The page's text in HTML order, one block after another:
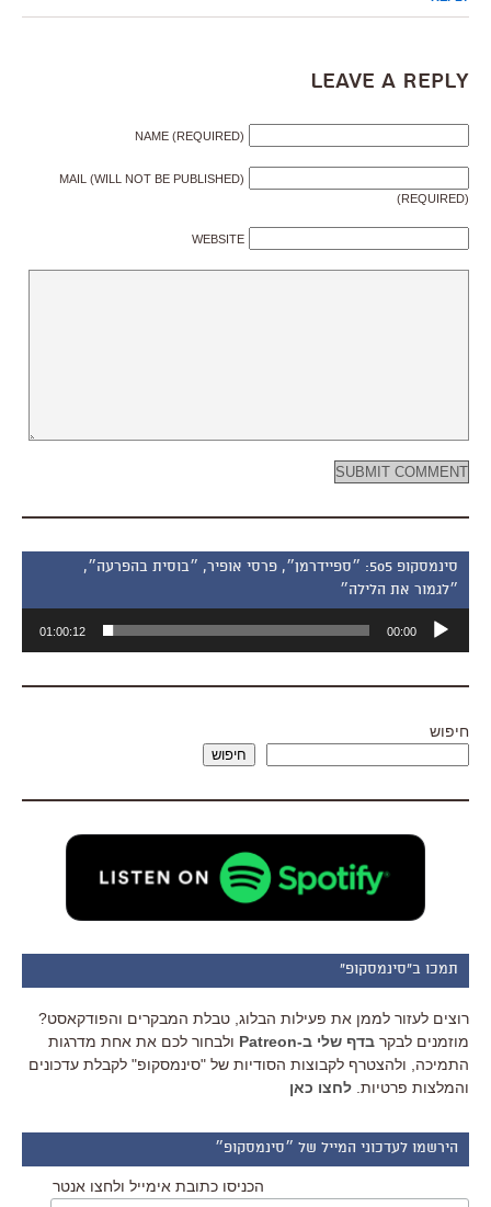
Leave a Reply
NAME (REQUIRED)
MAIL (WILL NOT BE PUBLISHED)
(REQUIRED)
WEBSITE
סינמסקופ 505: ״ספיידרמן״, פרסי אופיר, ״בוסית בהפרעה״,
״לגמור את הלילה״
אודיו
00:00
01:00:12
חיפוש
חיפוש
תמכו ב"סינמסקופ"
רוצים לעזור לממן את פעילות הבלוג, טבלת המבקרים והפודקאסט?
מוזמנים לבקר בדף שלי ב-Patreon
ולבחור לכם את אחת מדרגות
התמיכה, ולהצטרף לקבוצות הסודיות של "סינמסקופ" לקבלת עדכונים
והמלצות פרטיות. לחצו כאן
הירשמו לעדכוני המייל של ״סינמסקופ״
הכניסו כתובת אימייל ולחצו אנטר